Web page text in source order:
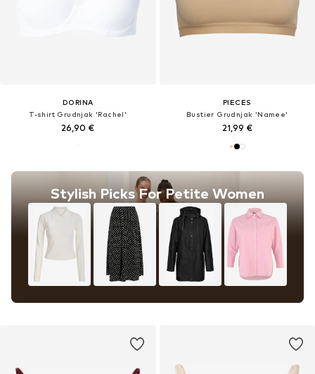
DORINA
T-shirt Grudnjak 'Rachel'
26,90 €
Stylish Picks For Petite Women
PIECES
Bustier Grudnjak 'Namee'
21,99 €